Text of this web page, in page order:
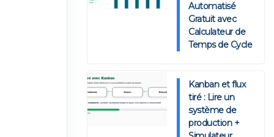
Automatisé
Gratuit avec
Calculateur de
Temps de Cycle
Kanban et flux
tiré : Lire un
système de
production +